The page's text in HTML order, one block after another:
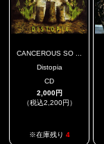
CANCEROUS SO ...
Distopia
CD
2,000円
（税込2,200円）
※在庫残り 4